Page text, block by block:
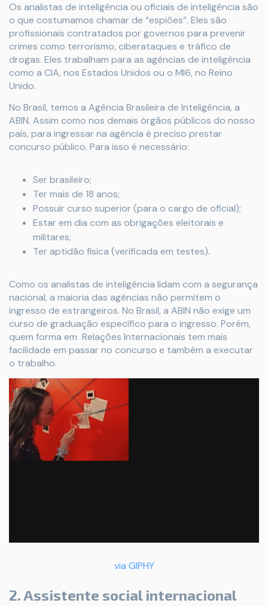
Os analistas de inteligência ou oficiais de inteligência são
o que costumamos chamar de “espiões”. Eles são
profissionais contratados por governos para prevenir
crimes como terrorismo, ciberataques e tráfico de
drogas. Eles trabalham para as agências de inteligência
como a CIA, nos Estados Unidos ou o MI6, no Reino
Unido.
No Brasil, temos a Agência Brasileira de Inteligência, a
ABIN. Assim como nos demais órgãos públicos do nosso
país, para ingressar na agência é preciso prestar
concurso público. Para isso é necessário:
Ser brasileiro;
Ter mais de 18 anos;
Possuir curso superior (para o cargo de oficial);
Estar em dia com as obrigações eleitorais e
militares;
Ter aptidão física (verificada em testes).
Como os analistas de inteligência lidam com a segurança
nacional, a maioria das agências não permitem o
ingresso de estrangeiros. No Brasil, a ABIN não exige um
curso de graduação específico para o ingresso. Porém,
quem forma em Relações Internacionais tem mais
facilidade em passar no concurso e também a executar
o trabalho.
via GIPHY
2. Assistente social internacional